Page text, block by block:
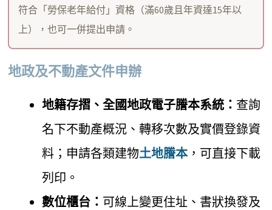
符合「勞保老年給付」資格（滿60歲且年資達15年以
上），也可一併提出申請。
地政及不動產文件申辦
地籍存摺、全國地政電子謄本系統： 查詢
名下不動產概況、轉移次數及實價登錄資
料；申請各類建物土地謄本，可直接下載
列印。
數位櫃台： 可線上變更住址、書狀換發及